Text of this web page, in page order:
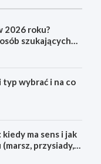
2026 roku?
szukających
typ wybrać i na co
ma sens i jak
przysiady,